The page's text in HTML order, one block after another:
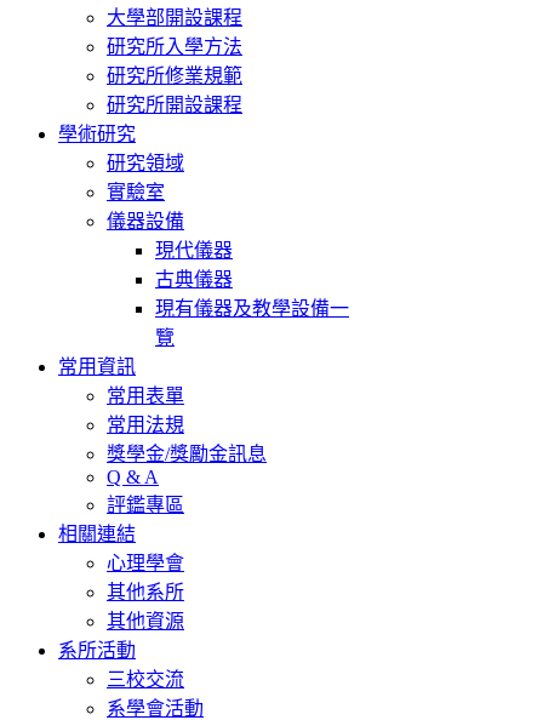
大學部開設課程
研究所入學方法
研究所修業規範
研究所開設課程
學術研究
研究領域
實驗室
儀器設備
現代儀器
古典儀器
現有儀器及教學設備一
覽
常用資訊
常用表單
常用法規
獎學金/獎勵金訊息
Q & A
評鑑專區
相關連結
心理學會
其他系所
其他資源
系所活動
三校交流
系學會活動